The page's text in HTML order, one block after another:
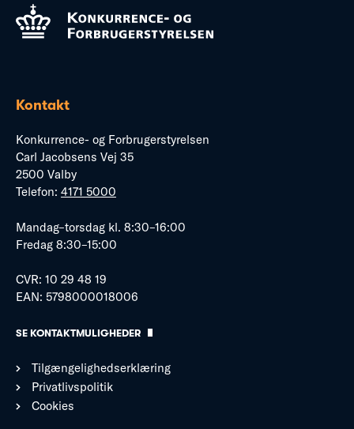
Kontakt
Konkurrence- og Forbrugerstyrelsen
Carl Jacobsens Vej 35
2500 Valby
Telefon: 4171 5000
Mandag–torsdag kl. 8:30–16:00
Fredag 8:30–15:00
CVR: 10 29 48 19
EAN: 5798000018006
SE KONTAKTMULIGHEDER
Tilgængelighedserklæring
Privatlivspolitik
Cookies